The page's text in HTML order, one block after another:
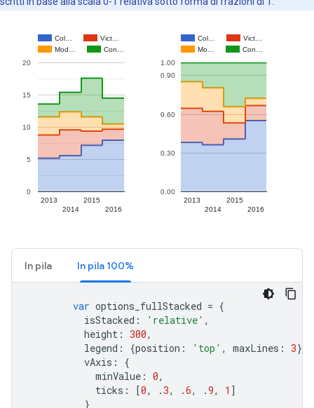
In pila In pila 100%
var options_fullStacked = {
isStacked : 'relative' ,
height : 300,
legend : {position : 'top' , maxLines : 3},
vAxis :
{
minValue : 0,
ticks : [0, .3, .6, .9, 1 ]
}